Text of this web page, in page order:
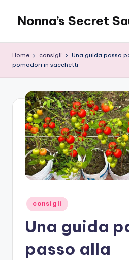
content
Nonna’s Secret
Home consigli
Una guida passo
pomodori in sacchetti
Posted
in
consigli
Una guida
passo alla